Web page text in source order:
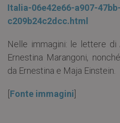
Italia-06e42e66-a907-
c209b24c2dcc.html
Nelle immagini: le lettere
Ernestina Marangoni,
da Ernestina e Maja Einstein.
Fonte immagini